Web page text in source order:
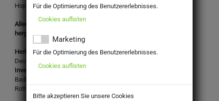
Hopfen, Zitronenlimonade, Antioxidationsmittel
Allergene: Glutenhaltiges Getreide (Gerste) sowie daraus
hergestellte Erzeugnisse
Herkunftsland:
Deutschland
Inverkehrbringer:
Badische Staatsbrauerei Rothaus AG
Rothaus 1 79865 Grafenhausen-Rothaus
Für die Optimierung des Benutzererlebnisses.
Cookies auflisten
Marketing
Für die Optimierung des Benutzererlebnisses.
Cookies auflisten
Bitte akzeptieren Sie unsere Cookies